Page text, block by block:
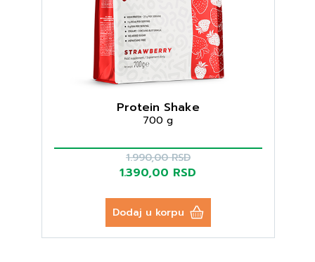
Protein Shake
700 g
1.990,00 RSD
1.390,00 RSD
Dodaj u korpu